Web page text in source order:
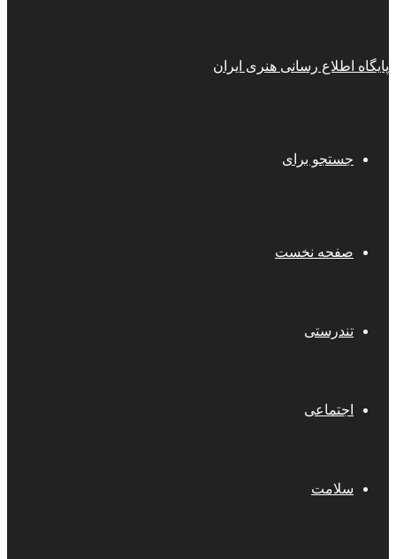
پایگاه اطلاع رسانی هنری ایران
جستجو برای
صفحه نخست
تندرستی
اجتماعی
سلامت